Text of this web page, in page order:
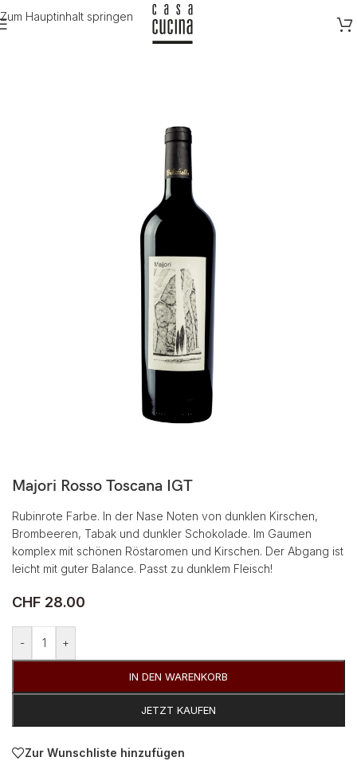
Zum Hauptinhalt springen
Majori Rosso Toscana IGT
Rubinrote Farbe. In der Nase Noten von dunklen Kirschen,
Brombeeren, Tabak und dunkler Schokolade. Im Gaumen
komplex mit schönen Röstaromen und ­Kirschen. Der Abgang ist
leicht mit guter Balance. Passt zu dunklem Fleisch!
CHF 28.00
- +
IN DEN WARENKORB
JETZT KAUFEN
Zur Wunschliste hinzufügen